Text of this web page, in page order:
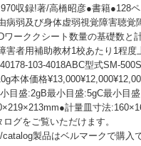
収録!著/高橋昭彦●書籍●128
病弱及び身体虚弱視覚障害聴覚
ワーククシート数量の基礎数と
害者用補助教材1校あたり1程度
103-4018ABC型式SM-
本体価格
目盛:2gB最小目盛:5gC最小目
計量皿寸法
グをご覧いただけます。
製品はベルマークで購入